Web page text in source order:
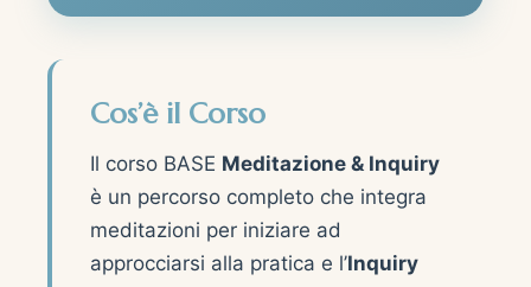
Cos’è il Corso
Il corso BASE Meditazione & Inquiry
è un percorso completo che integra
meditazioni per iniziare ad
approcciarsi alla pratica e l’Inquiry